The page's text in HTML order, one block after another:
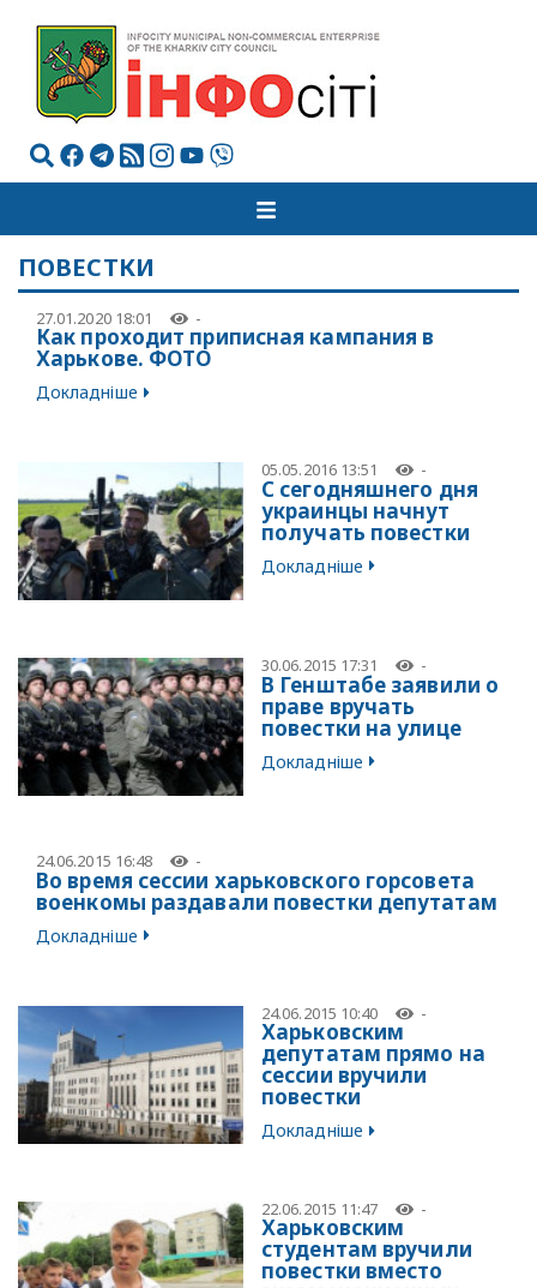
ПОВЕСТКИ
27.01.2020 18:01 -
Как проходит приписная кампания в
Харькове. ФОТО
Докладніше
05.05.2016 13:51 -
С сегодняшнего дня
украинцы начнут
получать повестки
Докладніше
30.06.2015 17:31 -
В Генштабе заявили о
праве вручать
повестки на улице
Докладніше
24.06.2015 16:48 -
Во время сессии харьковского горсовета
военкомы раздавали повестки депутатам
Докладніше
24.06.2015 10:40 -
Харьковским
депутатам прямо на
сессии вручили
повестки
Докладніше
22.06.2015 11:47 -
Харьковским
студентам вручили
повестки вместо